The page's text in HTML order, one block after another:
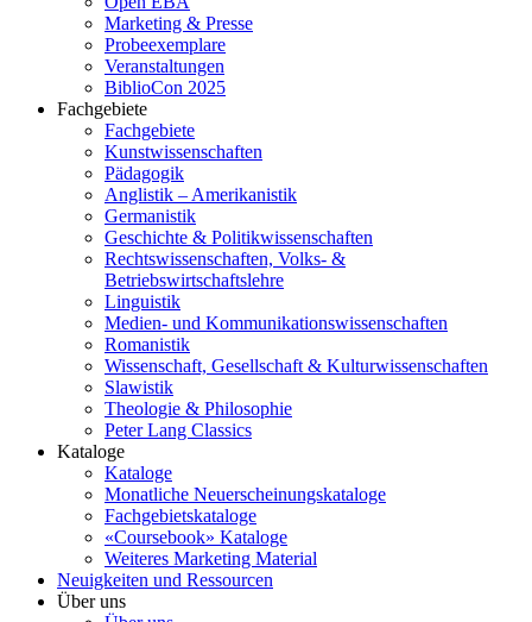
Marketing & Presse
Probeexemplare
Veranstaltungen
BiblioCon 2025
Fachgebiete
Fachgebiete
Kunstwissenschaften
Pädagogik
Anglistik – Amerikanistik
Germanistik
Geschichte & Politikwissenschaften
Rechtswissenschaften, Volks- &
Betriebswirtschaftslehre
Linguistik
Medien- und Kommunikationswissenschaften
Romanistik
Wissenschaft, Gesellschaft & Kulturwissenschaften
Slawistik
Theologie & Philosophie
Peter Lang Classics
Kataloge
Kataloge
Monatliche Neuerscheinungskataloge
Fachgebietskataloge
«Coursebook» Kataloge
Weiteres Marketing Material
Neuigkeiten und Ressourcen
Über uns